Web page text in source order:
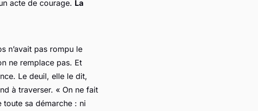
acte de courage. La
n’avait pas rompu le
ne remplace pas. Et
Le deuil, elle le dit,
à traverser. « On ne fait
toute sa démarche : ni